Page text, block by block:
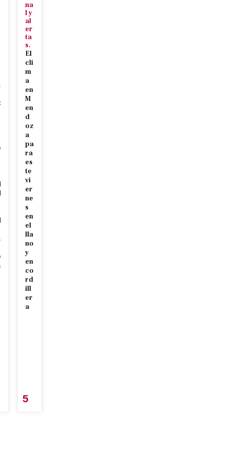
na
l y
al
er
ta
s.
El
cli
m
a
en
M
en
d
oz
a
pa
ra
es
te
vi
er
ne
s
en
el
lla
no
y
en
co
rd
ill
er
a
5